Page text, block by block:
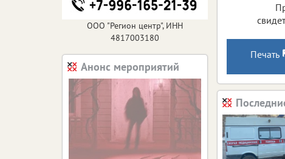
Печать
ООО "Регион центр", ИНН
4817003180
Анонс мероприятий